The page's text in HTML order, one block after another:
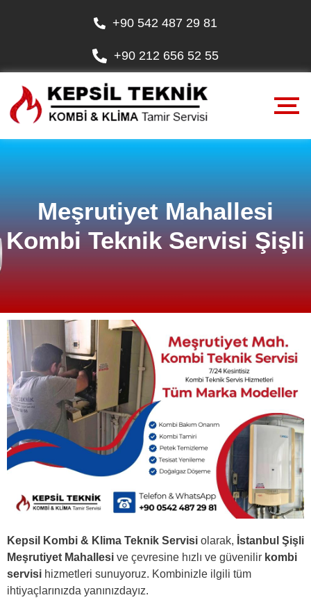
+90 542 487 29 81
+90 212 656 52 55
Meşrutiyet Mahallesi
Kombi Teknik Servisi Şişli
Kepsil Kombi & Klima Teknik Servisi olarak, İstanbul Şişli
Meşrutiyet Mahallesi ve çevresine hızlı ve güvenilir kombi
servisi hizmetleri sunuyoruz. Kombinizle ilgili tüm
ihtiyaçlarınızda yanınızdayız.